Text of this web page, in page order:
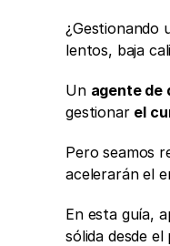
¿Gestionando
lentos, baja
Un agente de
gestionar el
Pero seamos
acelerarán el
En esta guía,
sólida desde